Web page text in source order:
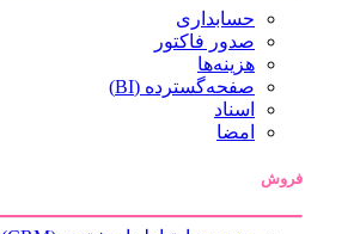
حسابداری
صدور فاکتور
هزینه‌ها
صفحه‌گسترده (BI)
اسناد
امضا
فروش